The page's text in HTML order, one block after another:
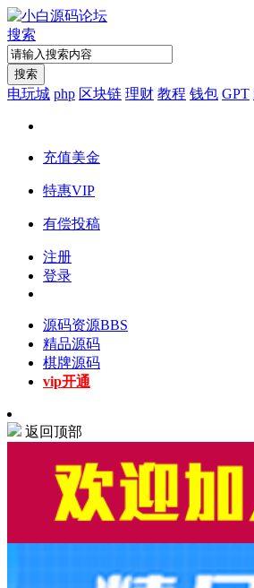
搜索
搜索
电玩城 php 区块链 理财 教程 钱包 GPT
充值美金
特惠VIP
有偿投稿
注册
登录
源码资源BBS
精品源码
棋牌源码
vip开通
返回顶部